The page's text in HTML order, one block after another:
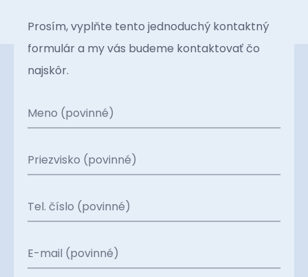
Prosím, vyplňte tento jednoduchý kontaktný
formulár a my vás budeme kontaktovať čo
najskôr.
Meno (povinné)
Priezvisko (povinné)
Tel. číslo (povinné)
E-mail (povinné)